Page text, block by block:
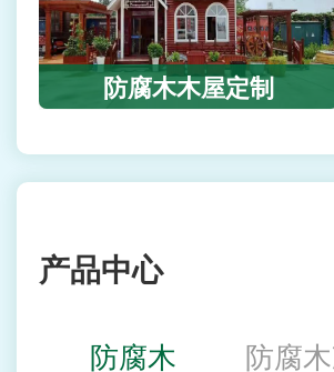
防腐木木屋定制
产品中心
防腐木 防腐